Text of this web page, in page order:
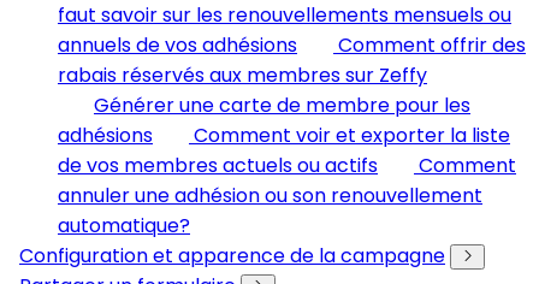
faut savoir sur les renouvellements mensuels ou
annuels de vos adhésions
Comment offrir des
rabais réservés aux membres sur Zeffy
Générer une carte de membre pour les
adhésions
Comment voir et exporter la liste
de vos membres actuels ou actifs
Comment
annuler une adhésion ou son renouvellement
automatique?
Configuration et apparence de la campagne